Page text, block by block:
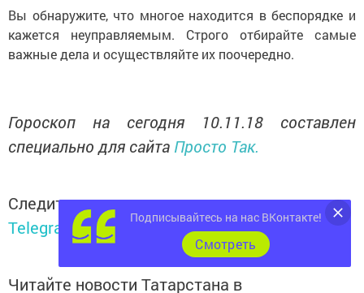
Вы обнаружите, что многое находится в беспорядке и
кажется не­управляемым. Строго отбирайте самые
важные дела и осуществляйте их поочередно.
Гороскоп на сегодня 10.11.18 составлен
специально для сайта Просто Так.
Следите за самым важным и интересным в
Telegram-канале Татмедиа
Читайте новости Татарстана в
Подписывайтесь на нас ВКонтакте!
Cмотреть